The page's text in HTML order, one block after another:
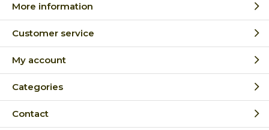
More information
Customer service
My account
Categories
Contact